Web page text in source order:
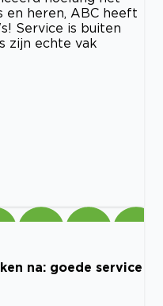
en heren, ABC heeft
Service is buiten
zijn echte vak
na: goede service